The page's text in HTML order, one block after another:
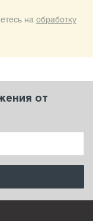
на обработку
от